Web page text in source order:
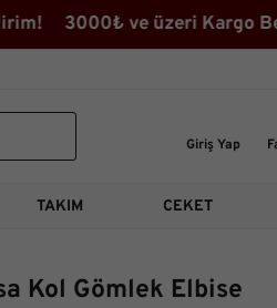
ve üzeri Kargo
Giriş Yap
TAKIM CEKET
Kol Gömlek Elbise